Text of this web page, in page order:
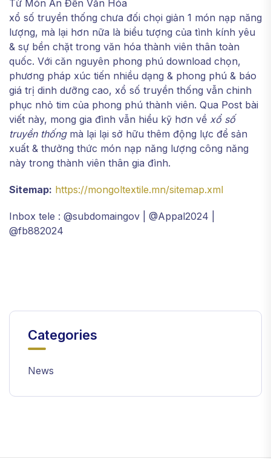
xổ số truyền thống chưa đối chọi giản 1 món nạp năng
lượng, mà lại hơn nữa là biểu tượng của tình kính yêu
& sự bền chặt trong văn hóa thành viên thân toàn
quốc. Với căn nguyên phong phú download chọn,
phương pháp xúc tiến nhiều dạng & phong phú & báo
giá trị dinh dưỡng cao, xổ số truyền thống vẫn chinh
phục nhỏ tim của phong phú thành viên. Qua Post bài
viết này, mong gia đình vẫn hiểu kỹ hơn về xổ số
truyền thốngmà lại lại sở hữu thêm động lực để sản
xuất & thưởng thức món nạp năng lượng công năng
này trong thành viên thân gia đình.
Sitemap: https://mongoltextile.mn/sitemap.xml
Inbox tele : @subdomaingov | @Appal2024 |
@fb882024
Categories
News